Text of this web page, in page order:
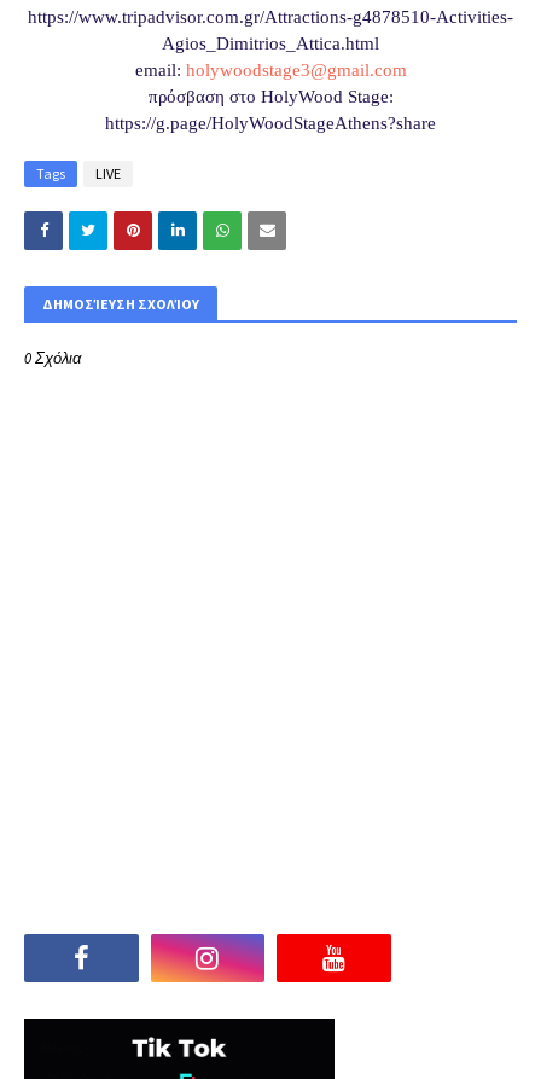
https://www.tripadvisor.com.gr/Attractions-g4878510-Activities-
Agios_Dimitrios_ Attica.html
email: holywoodstage3@gmail.com
πρόσβαση στο HolyWood Stage:
https://g.page/HolyWoodStageAthens?share
Tags LIVE
ΔΗΜΟΣΊΕΥΣΗ ΣΧΟΛΊΟΥ
0 Σχόλια